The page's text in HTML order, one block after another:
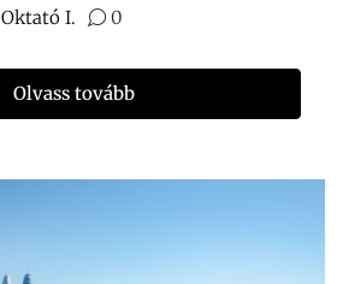
Oktató I. 0
Olvass tovább